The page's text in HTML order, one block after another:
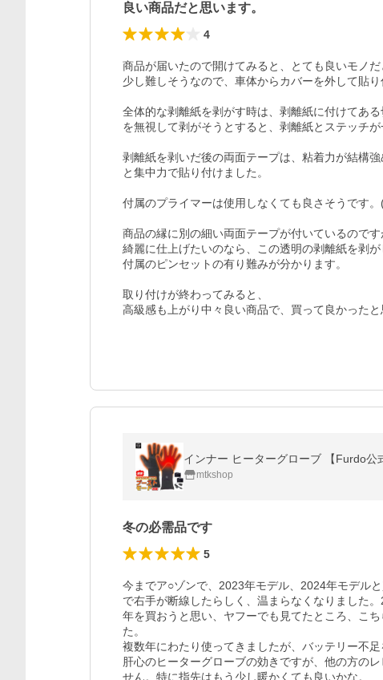
良い商品だと思います。
4
商品が届いたので開けてみると、とても良いモノだ
少し難しそうなので、車体からカバーを外して貼り
全体的な剥離紙を剥がす時は、剥離紙に付けてあ
を無視して剥がそうとすると、剥離紙とステッチ
剥離紙を剥いだ後の両面テープは、粘着力が結構
と集中力で貼り付けました。
付属のプライマーは使用しなくても良さそうです
商品の縁に別の細い両面テープが付いているので
綺麗に仕上げたいのなら、この透明の剥離紙を剥
付属のピンセットの有り難みが分かります。
取り付けが終わってみると、
高級感も上がり中々良い商品で、買って良かったと
インナー ヒーターグローブ 【Furdo
mtkshop
冬の必需品です
5
今までア○ゾンで、2023年モデル、2024年モデル
で右手が断線したらしく、温まらなくなりました
年を買おうと思い、ヤフーでも見てたところ、こ
た。
複数年にわたり使ってきましたが、バッテリー不
肝心のヒーターグローブの効きですが、他の方の
せん。特に指先はもう少し暖かくても良いかな。